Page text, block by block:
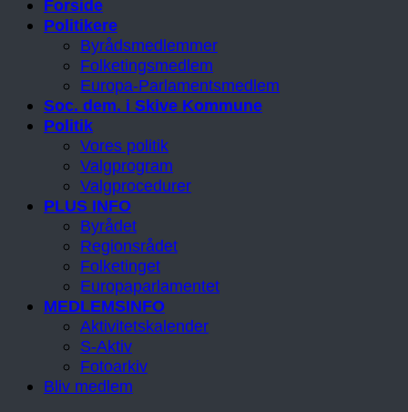
Forside
Politikere
Byrådsmedlemmer
Folketingsmedlem
Europa-Parlamentsmedlem
Soc. dem. i Skive Kommune
Politik
Vores politik
Valgprogram
Valgprocedurer
PLUS INFO
Byrådet
Regionsrådet
Folketinget
Europaparlamentet
MEDLEMSINFO
Aktivitetskalender
S-Aktiv
Fotoarkiv
Bliv medlem